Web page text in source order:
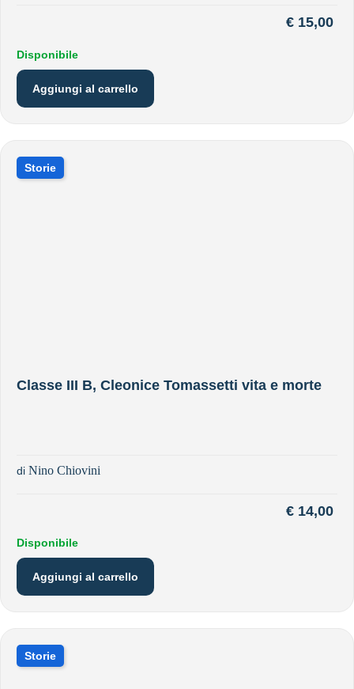
€ 15,00
Disponibile
Aggiungi al carrello
Storie
Classe III B, Cleonice Tomassetti vita e morte
di Nino Chiovini
€ 14,00
Disponibile
Aggiungi al carrello
Storie